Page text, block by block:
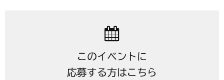
このイベントに
応募する方はこちら